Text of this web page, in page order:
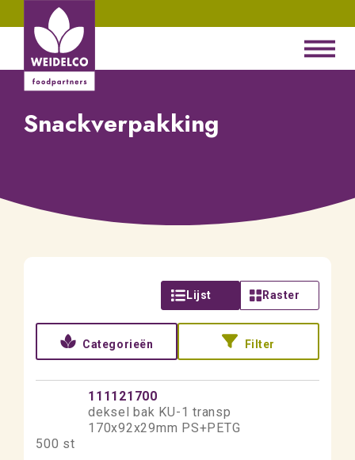
Snackverpakking
Lijst Raster
Categorieën Filter
111121700
deksel bak KU-1 transp
170x92x29mm PS+PETG
500 st